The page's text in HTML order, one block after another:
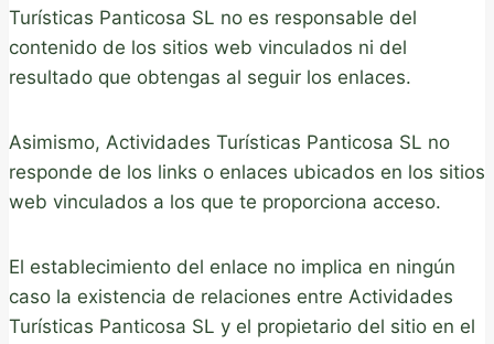
Turísticas Panticosa SL no es responsable del
contenido de los sitios web vinculados ni del
resultado que obtengas al seguir los enlaces.
Asimismo, Actividades Turísticas Panticosa SL no
responde de los links o enlaces ubicados en los sitios
web vinculados a los que te proporciona acceso.
El establecimiento del enlace no implica en ningún
caso la existencia de relaciones entre Actividades
Turísticas Panticosa SL y el propietario del sitio en el